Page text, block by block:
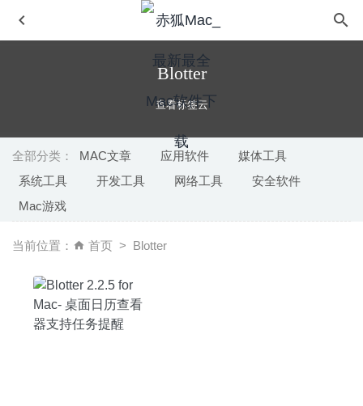
Blotter
查看标签云
全部分类： MAC文章 应用软件
媒体工具
系统工具
开发工具 网络工具
安全软件
Mac游戏
当前位置： 首页 Blotter
Pixellu SmartAlbums 2.1.13 for Mac- 革命性的相册制作软
Sidify Apple Music Converter 3.8.1 中文版 – 优秀的iTunes
音频格式转换工具 2022-09-02
Superkey 1.49 – 实用的 macOS 键盘增强工具